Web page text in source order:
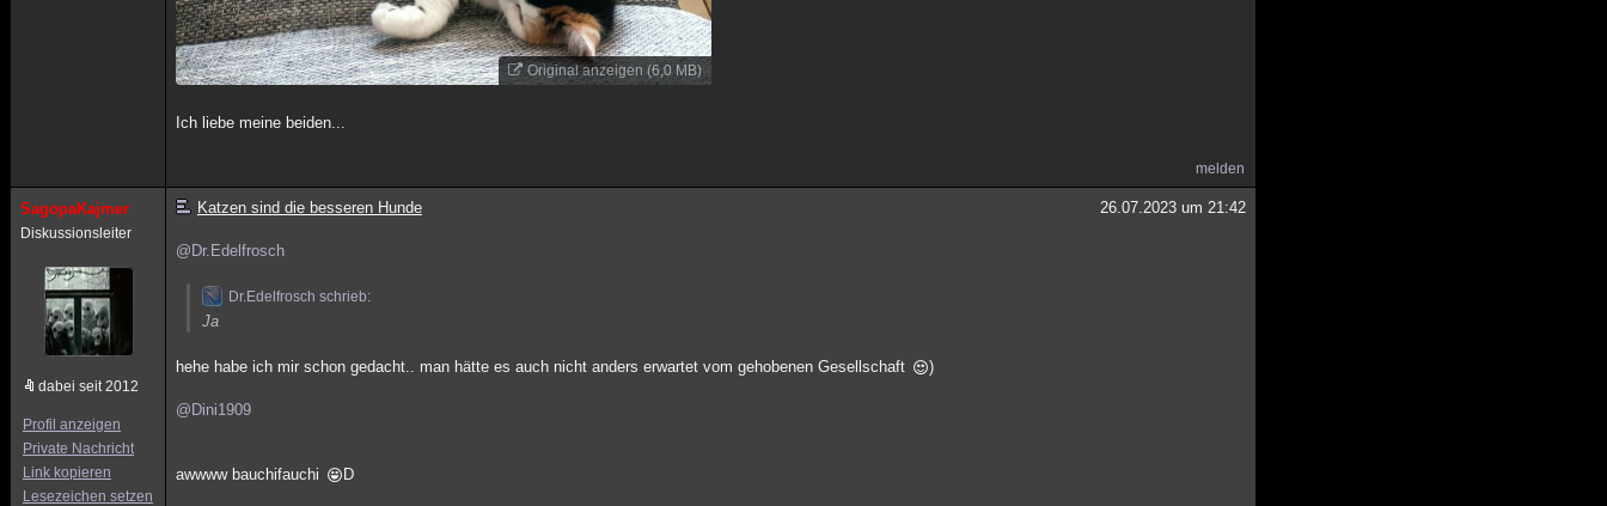
Original anzeigen (6,0 MB)
Ich liebe meine beiden...
melden
SagopaKajmer
Diskussionsleiter
dabei seit 2012
Profil anzeigen
Private Nachricht
Link kopieren
Lesezeichen setzen
Katzen sind die besseren Hunde 26.07.2023 um 21:42
@Dr.Edelfrosch
Dr.Edelfrosch schrieb:
Ja
hehe habe ich mir schon gedacht.. man hätte es auch nicht anders erwartet vom gehobenen Gesellschaft )
@Dini1909
awwww bauchifauchi D